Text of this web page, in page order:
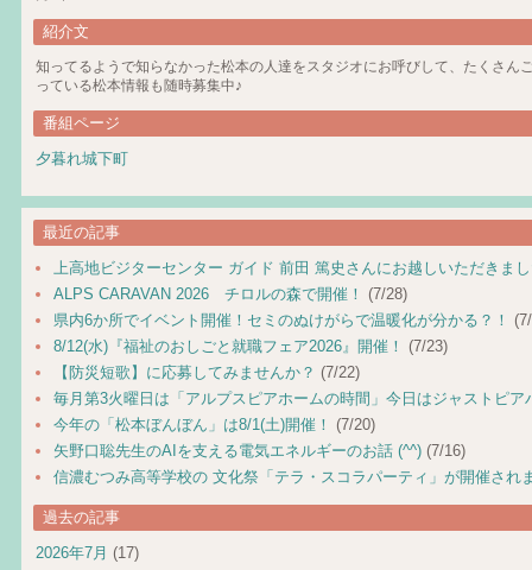
紹介文
知ってるようで知らなかった松本の人達をスタジオにお呼びして、たくさん
っている松本情報も随時募集中♪
番組ページ
夕暮れ城下町
最近の記事
上高地ビジターセンター ガイド 前田 篤史さんにお越しいただきま
ALPS CARAVAN 2026 チロルの森で開催！ (7/28)
県内6か所でイベント開催！セミのぬけがらで温暖化が分かる？！
8/12(水)『福祉のおしごと就職フェア2026』開催！ (7/23)
【防災短歌】に応募してみませんか？ (7/22)
毎月第3火曜日は「アルプスピアホームの時間」今日はジャストピア
今年の「松本ぼんぼん」は8/1(土)開催！ (7/20)
矢野口聡先生のAIを支える電気エネルギーのお話 (^^) (7/16)
信濃むつみ高等学校の 文化祭「テラ・スコラパーティ」が開催され
過去の記事
2026年7月 (17)